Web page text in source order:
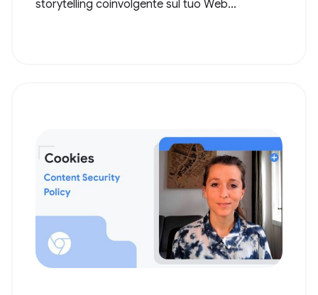
storytelling coinvolgente sul tuo Web...